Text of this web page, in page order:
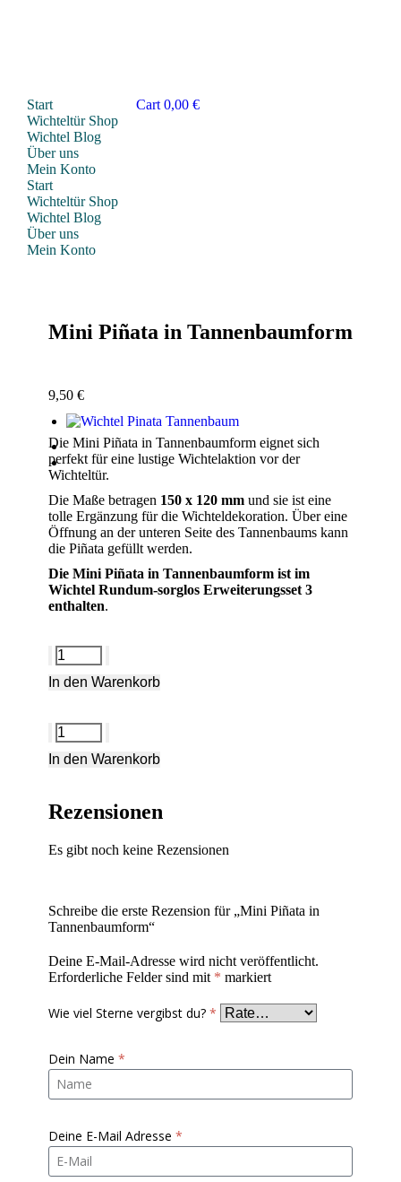
Start
Wichteltür Shop
Wichtel Blog
Über uns
Mein Konto
Start
Wichteltür Shop
Wichtel Blog
Über uns
Mein Konto
Cart 0,00 €
Mini Piñata in Tannenbaumform
9,50 €
Die Mini Piñata in Tannenbaumform eignet sich
perfekt für eine lustige Wichtelaktion vor der
Wichteltür.
Die Maße betragen 150 x 120 mm und sie ist eine
tolle Ergänzung für die Wichteldekoration. Über eine
Öffnung an der unteren Seite des Tannenbaums kann
die Piñata gefüllt werden.
Die Mini Piñata in Tannenbaumform ist im
Wichtel Rundum-sorglos Erweiterungsset 3
enthalten.
In den Warenkorb
In den Warenkorb
Rezensionen
Es gibt noch keine Rezensionen
Schreibe die erste Rezension für „Mini Piñata in
Tannenbaumform“
Deine E-Mail-Adresse wird nicht veröffentlicht.
Erforderliche Felder sind mit * markiert
Wie viel Sterne vergibst du? *
Dein Name *
Deine E-Mail Adresse *